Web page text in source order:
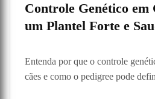
Controle Genético em
um Plantel Forte e
Entenda por que o controle
cães e como o pedigree pode